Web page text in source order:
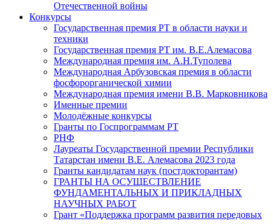
Отечественной войны
Конкурсы
Государственная премия РТ в области науки и
техники
Государственная премия РТ им. В.Е.Алемасова
Международная премия им. А.Н.Туполева
Международная Арбузовская премия в области
фосфорорганической химии
Международная премия имени В.В. Марковникова
Именные премии
Молодёжные конкурсы
Гранты по Госпрограммам РТ
РНФ
Лауреаты Государственной премии Республики
Татарстан имени В.Е. Алемасова 2023 года
Гранты кандидатам наук (постдокторантам)
ГРАНТЫ НА ОСУЩЕСТВЛЕНИЕ
ФУНДАМЕНТАЛЬНЫХ И ПРИКЛАДНЫХ
НАУЧНЫХ РАБОТ
Грант «Поддержка программ развития передовых